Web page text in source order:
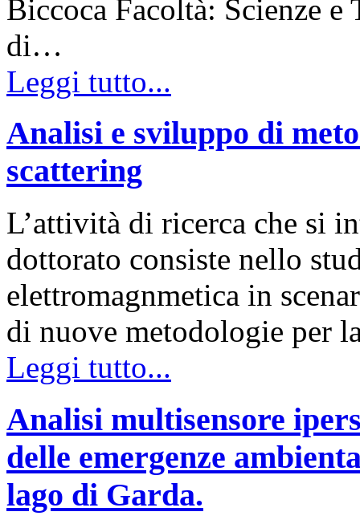
Biccoca Facoltà: Scienze
di…
Leggi tutto...
Analisi e sviluppo di
scattering
L’attività di ricerca che si
dottorato consiste nello
elettromagnmetica in
di nuove metodologie per
Leggi tutto...
Analisi multisensore
delle emergenze
lago di Garda.